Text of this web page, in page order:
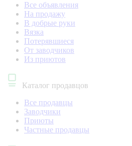
Все объявления
На продажу
В добрые руки
Вязка
Потерявшиеся
От заводчиков
Из приютов
Каталог продавцов
Все продавцы
Заводчики
Приюты
Частные продавцы